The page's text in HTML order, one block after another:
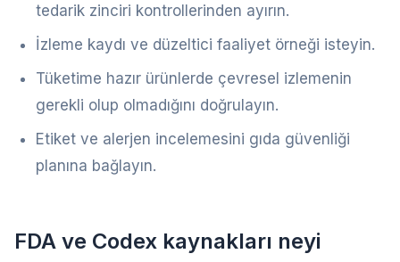
tedarik zinciri kontrollerinden ayırın.
İzleme kaydı ve düzeltici faaliyet örneği isteyin.
Tüketime hazır ürünlerde çevresel izlemenin
gerekli olup olmadığını doğrulayın.
Etiket ve alerjen incelemesini gıda güvenliği
planına bağlayın.
FDA ve Codex kaynakları neyi